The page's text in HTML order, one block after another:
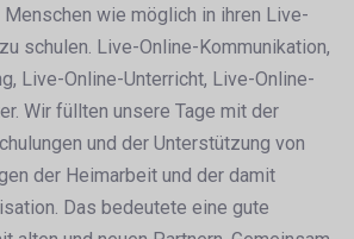
wie möglich in ihren Live-
schulen. Live-Online-Kommunikation,
Live-Online-Unterricht, Live-Online-
Wir füllten unsere Tage mit der
und der Unterstützung von
der Heimarbeit und der damit
Das bedeutete eine gute